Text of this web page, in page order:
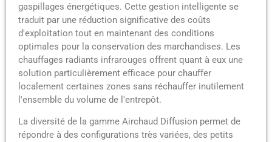
gaspillages énergétiques. Cette gestion intelligente se
traduit par une réduction significative des coûts
d'exploitation tout en maintenant des conditions
optimales pour la conservation des marchandises. Les
chauffages radiants infrarouges offrent quant à eux une
solution particulièrement efficace pour chauffer
localement certaines zones sans réchauffer inutilement
l'ensemble du volume de l'entrepôt.
La diversité de la gamme Airchaud Diffusion permet de
répondre à des configurations très variées, des petits